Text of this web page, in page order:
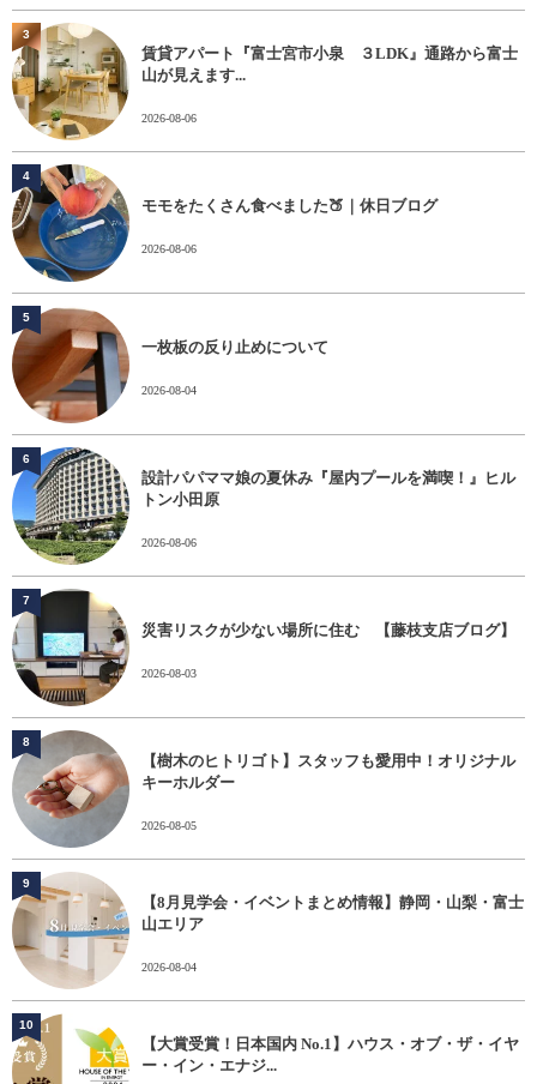
賃貸アパート『富士宮市小泉 ３LDK』通路から富士
山が見えます...
2026-08-06
3
モモをたくさん食べました🍑｜休日ブログ
2026-08-06
4
一枚板の反り止めについて
2026-08-04
5
設計パパママ娘の夏休み『屋内プールを満喫！』ヒル
トン小田原
2026-08-06
6
災害リスクが少ない場所に住む 【藤枝支店ブログ】
2026-08-03
7
【樹木のヒトリゴト】スタッフも愛用中！オリジナル
キーホルダー
2026-08-05
8
【8月見学会・イベントまとめ情報】静岡・山梨・富士
山エリア
2026-08-04
9
【大賞受賞！日本国内 No.1】ハウス・オブ・ザ・イヤ
ー・イン・エナジ...
10